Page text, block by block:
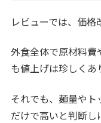
レビューでは、価格
外食全体で原材料費
も値上げは珍しくあ
それでも、麺量や
だけで高いと判断し